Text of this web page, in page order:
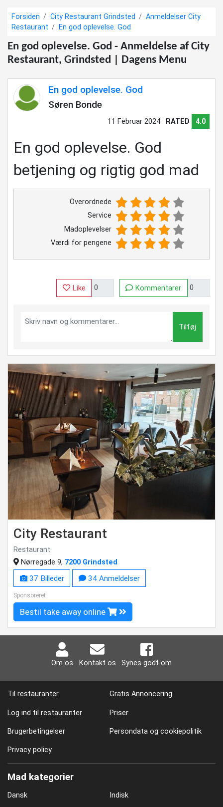
Forsiden City Restaurant Grindsted
Anmeldelser City
Restaurant
En god oplevelse. God
En god oplevelse. God - Anmeldelse af City
Restaurant, Grindsted | Dagens Menu
En god oplevelse. God
Søren Bonde
11 Februar 2024 RATED 4.0
En god oplevelse. God
betjening og rigtig god mad
Overordnede
Service
Madoplevelser
Værdi for pengene
Like Kommentarer
Tilføj
City Restaurant
Restaurant
Nørregade 9, 7200 Grindsted
37 Billeder 34 Anmeldelser
Sponsoreret
Bestil take away online
Om os Kontakt os Synes godt om
Til restauranter Gratis Annoncering
Log ind til restauranter Priser
Brugerbetingelser Persondata og cookiepolitik
Privacy policy
Mad kategorier
Dansk Indisk